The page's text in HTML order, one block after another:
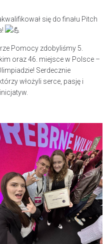
się do finału Pitch
Pomocy zdobyliśmy 5.
oraz 46. miejsce w Polsce –
Serdecznie
włożyli serce, pasję i